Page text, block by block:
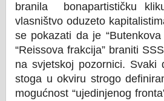
branila bonapartističku
vlasništvo oduzeto
se pokazati da je
“Reissova frakcija” braniti
na svjetskoj pozornici.
stoga u okviru strogo
mogućnost “ujedinjenog